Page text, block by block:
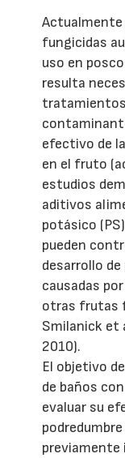
fungicidas
uso en
resulta
efectivo de
en el fruto
estudios
aditivos
potásico
pueden
desarrollo
causadas
otras frutas
Smilanick et
2010).
El objetivo
de baños
evaluar su
previamente